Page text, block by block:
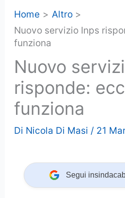
Home
Altro
Nuovo servizio Inps
funziona
Nuovo
risponde:
funziona
Di Nicola Di Masi / 21
Segui